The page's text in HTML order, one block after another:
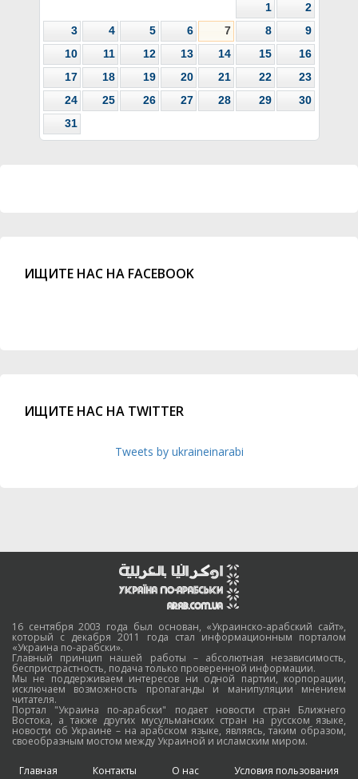
1
2
3
4 5 6 7 8
9
10
11 12 13 14 15
16
17
18 19 20 21 22
23
24
25 26 27 28 29
30
31
ИЩИТЕ НАС НА FACEBOOK
ИЩИТЕ НАС НА TWITTER
Tweets by ukraineinarabi
16 сентября 2003 года был основан, «Украинско-арабский сайт»,
который с декабря 2011 года стал информационным порталом
«Украина по-арабски».
Главный принцип нашей работы – абсолютная независимость,
беспристрастность, подача только проверенной информации.
Мы не поддерживаем интересов ни одной партии, корпорации,
исключаем возможность пропаганды и манипуляции мнением
читателя.
Портал "Украина по-арабски" подает новости стран Ближнего
Востока, а также других мусульманских стран на русском языке,
новости об Украине – на арабском языке, являясь, таким образом,
своеобразным мостом между Украиной и исламским миром.
Главная Контакты О нас Условия пользования